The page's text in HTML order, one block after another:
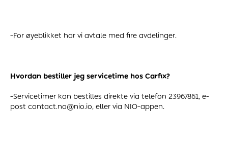
-For øyeblikket har vi avtale med fire avdelinger.
Hvordan bestiller jeg servicetime hos Carfix?
-Servicetimer kan bestilles direkte via telefon 23967861, e-
post contact.no@nio.io, eller via NIO-appen.